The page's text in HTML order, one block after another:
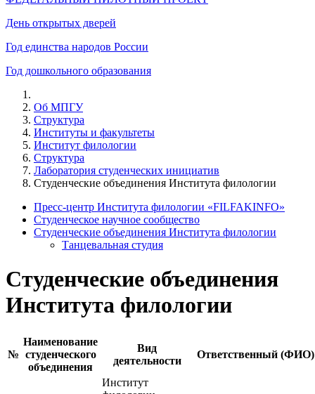
День открытых дверей
Год единства народов России
Год дошкольного образования
Об МПГУ
Структура
Институты и факультеты
Институт филологии
Структура
Лаборатория студенческих инициатив
Студенческие объединения Института филологии
Пресс-центр Института филологии «FILFAKINFO»
Студенческое научное сообщество
Студенческие объединения Института филологии
Танцевальная студия
Студенческие объединения
Института филологии
№
Наименование
студенческого
объединения
Вид
деятельности
Ответственный (ФИО)
Институт